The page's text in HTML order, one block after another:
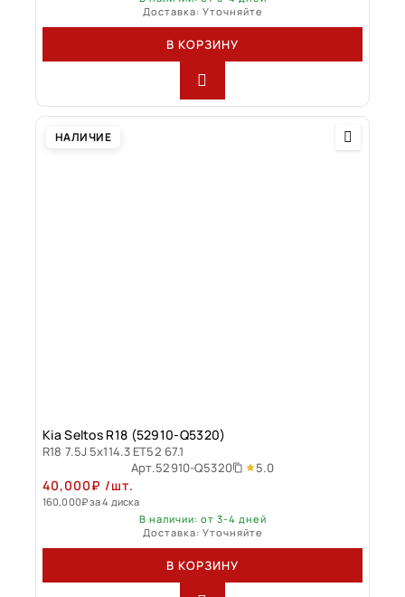
Доставка: Уточняйте
В КОРЗИНУ
НАЛИЧИЕ
Kia Seltos R18 (52910-Q5320)
R18 7.5J 5x114.3 ET52 67.1
Арт.52910-Q5320 5.0
40,000₽ /шт.
160,000₽за 4 диска
В наличии: от 3-4 дней
Доставка: Уточняйте
В КОРЗИНУ